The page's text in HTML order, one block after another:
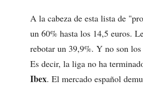
A la cabeza de esta lista de
un 60% hasta los 14,5 euros.
rebotar un 39,9%. Y no son
Es decir, la liga no ha
Ibex. El mercado español